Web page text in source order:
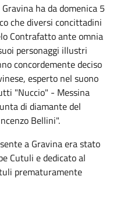
ha da domenica 5
che diversi concittadini
Contrafatto ante omnia
personaggi illustri
concordemente deciso
esperto nel suono
"Nuccio" - Messina
di diamante del
Bellini".
a Gravina era stato
Cutuli e dedicato al
prematuramente